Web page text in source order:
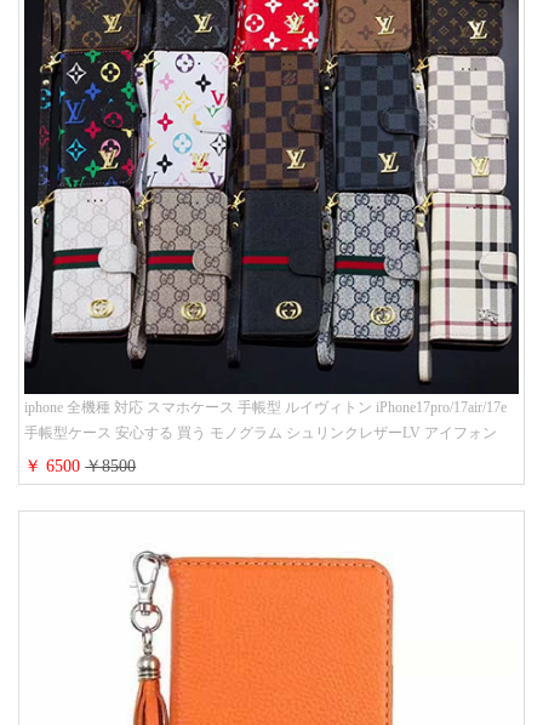
iphone 全機種 対応 スマホケース 手帳型 ルイヴィトン iPhone17pro/17air/17e
手帳型ケース 安心する 買う モノグラム シュリンクレザーLV アイフォン
16/16promaxスマホケース 手帳 多機能 グッチiphone15pro/14/13携帯ケース 大
人 レディース メンズ ストラップ付き
￥ 6500￥8500